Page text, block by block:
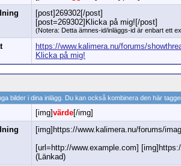
[post]269302[/post]
[post=269302]Klicka på mig![/post]
(Notera: Detta ämnes-id/inläggs-id är enbart ett
https://www.kalimera.nu/forums/
Klicka på mig!
bilder i dina inlägg. Du kan också kombinera den här
[img]värde[/img]
[img]https://www.kalimera.nu/forums/
[url=http://www.example.com]
(Länkad)